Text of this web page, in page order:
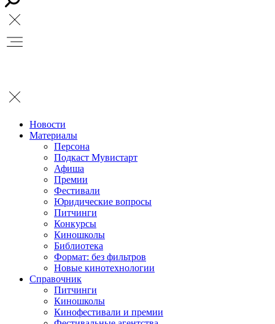
Новости
Материалы
Персона
Подкаст Мувистарт
Афиша
Премии
Фестивали
Юридические вопросы
Питчинги
Конкурсы
Киношколы
Библиотека
Формат: без фильтров
Новые кинотехнологии
Справочник
Питчинги
Киношколы
Кинофестивали и премии